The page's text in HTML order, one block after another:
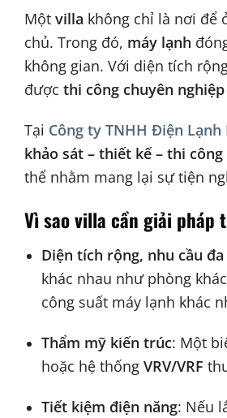
Một villa không chỉ là nơi để
chủ. Trong đó, máy lạnh
không gian. Với diện tích
được thi công chuyên nghiệp
Tại Công ty TNHH Điện Lạnh
khảo sát – thiết kế – thi
thể nhằm mang lại sự tiện
Vì sao villa cần giải pháp
Diện tích rộng, nhu cầu
khác nhau như phòng
công suất máy lạnh khác
Thẩm mỹ kiến trúc: Một
hoặc hệ thống VRV/VRF
Tiết kiệm điện năng: Nếu